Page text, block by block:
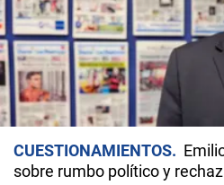
CUESTIONAMIENTOS
sobre rumbo político y